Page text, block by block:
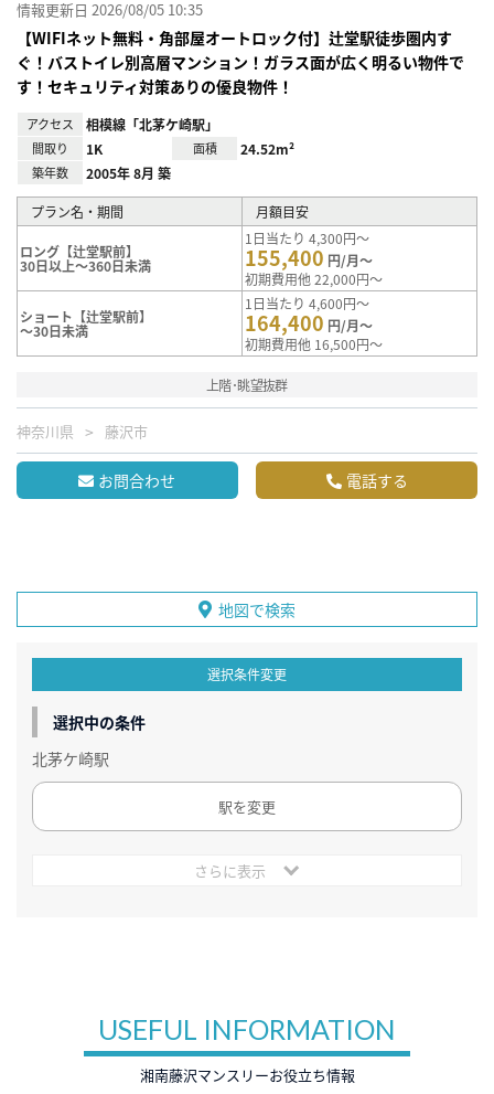
情報更新日 2026/08/05 10:35
【WIFIネット無料・角部屋オートロック付】辻堂駅徒歩圏内す
ぐ！バストイレ別高層マンション！ガラス面が広く明るい物件で
す！セキュリティ対策ありの優良物件！
アクセス 相模線「北茅ケ崎駅」
間取り 1K 面積 24.52m²
築年数 2005年 8月 築
プラン名・期間 月額目安
ロング【辻堂駅前】
30日以上～360日未満
1日当たり 4,300円～
155,400 円/月～
初期費用他 22,000円～
ショート【辻堂駅前】
～30日未満
1日当たり 4,600円～
164,400 円/月～
初期費用他 16,500円～
上階･眺望抜群
神奈川県 藤沢市
お問合わせ 電話する
地図で検索
選択条件変更
選択中の条件
北茅ケ崎駅
駅を変更
さらに表示
USEFUL INFORMATION
湘南藤沢マンスリーお役立ち情報